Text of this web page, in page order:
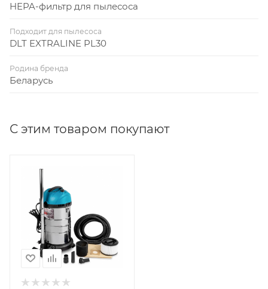
HEPA-фильтр для пылесоса
Подходит для пылесоса
DLT EXTRALINE PL30
Родина бренда
Беларусь
С этим товаром покупают